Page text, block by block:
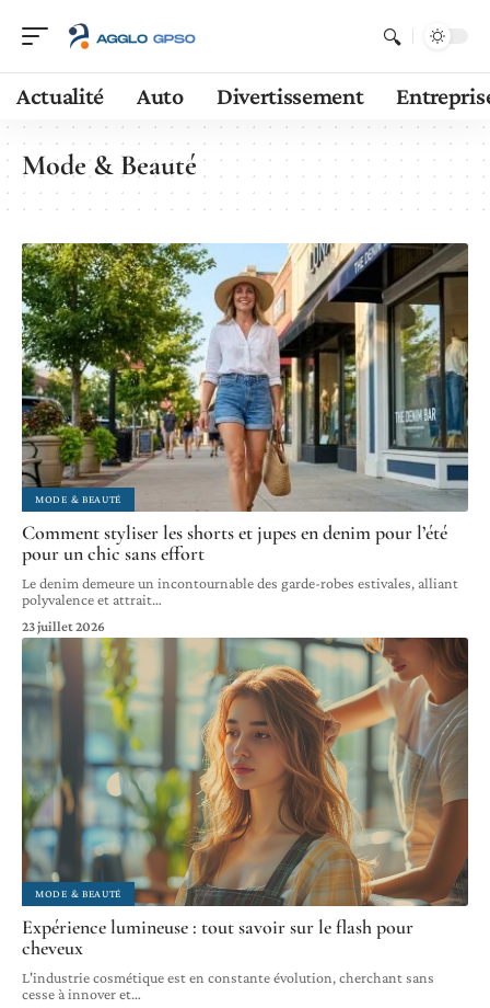
Actualité Auto Divertissement
Mode & Beauté
MODE & BEAUTÉ
Comment styliser les shorts et jupes en denim pour l’été
pour un chic sans effort
Le denim demeure un incontournable des garde-robes estivales, alliant
polyvalence et attrait…
23 juillet 2026
MODE & BEAUTÉ
Expérience lumineuse : tout savoir sur le flash pour
cheveux
L'industrie cosmétique est en constante évolution, cherchant sans
cesse à innover et…